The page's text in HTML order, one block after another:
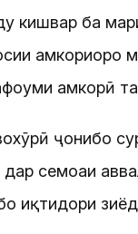
кишвар ба
ҳамкорӣ
ҷонибҳо
семоҳаи
иқтидори